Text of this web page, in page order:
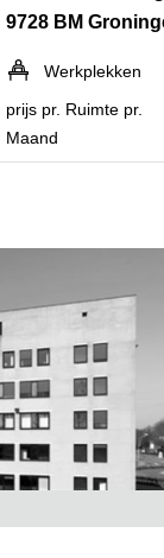
9728 BM
Werkplekken
prijs pr. Ruimte pr.
Maand